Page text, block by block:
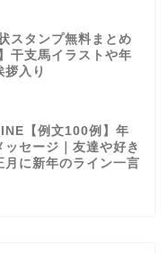
スタンプ無料まとめ
干支馬イラストや年
拶入り
【例文100例】年
ッセージ｜友達や好き
月に新年のライン一言